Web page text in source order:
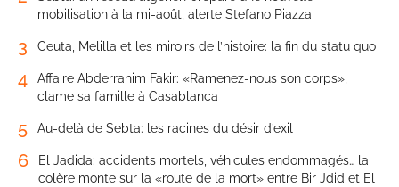
mobilisation à la mi-août, alerte Stefano Piazza
3 Ceuta, Melilla et les miroirs de l’histoire: la fin du statu quo
4
Affaire Abderrahim Fakir: «Ramenez-nous son corps»,
clame sa famille à Casablanca
5 Au-delà de Sebta: les racines du désir d’exil
6
El Jadida: accidents mortels, véhicules endommagés… la
colère monte sur la «route de la mort» entre Bir Jdid et El